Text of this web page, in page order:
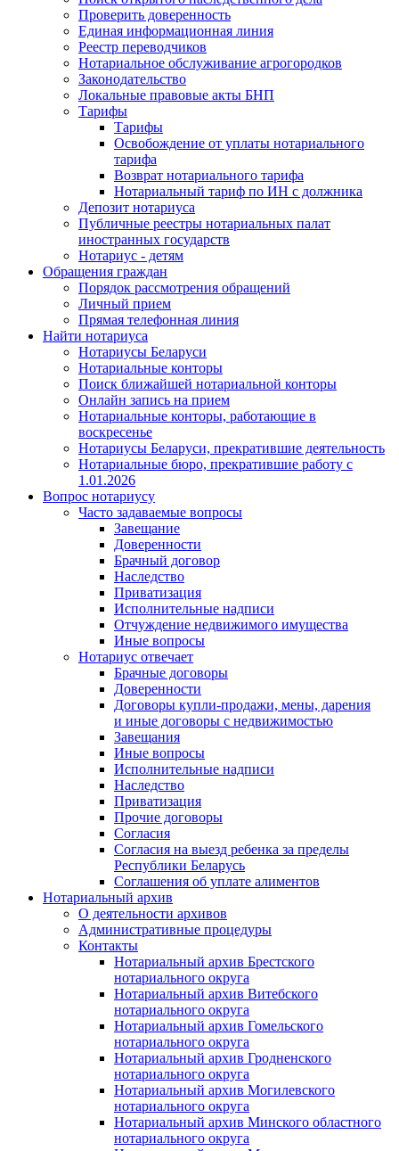
Проверить доверенность
Единая информационная линия
Реестр переводчиков
Нотариальное обслуживание агрогородков
Законодательство
Локальные правовые акты БНП
Тарифы
Тарифы
Освобождение от уплаты нотариального
тарифа
Возврат нотариального тарифа
Нотариальный тариф по ИН с должника
Депозит нотариуса
Публичные реестры нотариальных палат
иностранных государств
Нотариус - детям
Обращения граждан
Порядок рассмотрения обращений
Личный прием
Прямая телефонная линия
Найти нотариуса
Нотариусы Беларуси
Нотариальные конторы
Поиск ближайшей нотариальной конторы
Онлайн запись на прием
Нотариальные конторы, работающие в
воскресенье
Нотариусы Беларуси, прекратившие деятельность
Нотариальные бюро, прекратившие работу с
1.01.2026
Вопрос нотариусу
Часто задаваемые вопросы
Завещание
Доверенности
Брачный договор
Наследство
Приватизация
Исполнительные надписи
Отчуждение недвижимого имущества
Иные вопросы
Нотариус отвечает
Брачные договоры
Доверенности
Договоры купли-продажи, мены, дарения
и иные договоры с недвижимостью
Завещания
Иные вопросы
Исполнительные надписи
Наследство
Приватизация
Прочие договоры
Согласия
Согласия на выезд ребенка за пределы
Республики Беларусь
Соглашения об уплате алиментов
Нотариальный архив
О деятельности архивов
Административные процедуры
Контакты
Нотариальный архив Брестского
нотариального округа
Нотариальный архив Витебского
нотариального округа
Нотариальный архив Гомельского
нотариального округа
Нотариальный архив Гродненского
нотариального округа
Нотариальный архив Могилевского
нотариального округа
Нотариальный архив Минского областного
нотариального округа